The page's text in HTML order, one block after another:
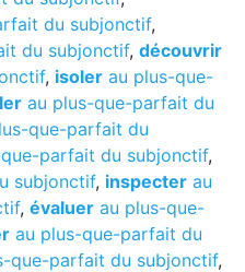
du subjonctif,
du subjonctif, découvrir
, isoler au plus-que-
au plus-que-parfait du
que-parfait du
parfait du subjonctif,
subjonctif, inspecter au
, évaluer au plus-que-
au plus-que-parfait du
que-parfait du subjonctif,